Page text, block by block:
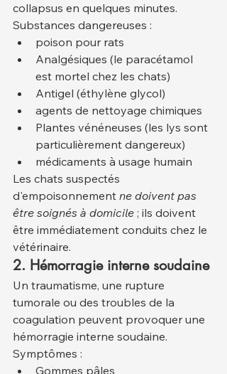
collapsus en quelques minutes.
Substances dangereuses :
poison pour rats
Analgésiques (le paracétamol
est mortel chez les chats)
Antigel (éthylène glycol)
agents de nettoyage chimiques
Plantes vénéneuses (les lys sont
particulièrement dangereux)
médicaments à usage humain
Les chats suspectés
d'empoisonnement ne doivent pas
être soignés à domicile ; ils doivent
être immédiatement conduits chez le
vétérinaire.
2. Hémorragie interne soudaine
Un traumatisme, une rupture
tumorale ou des troubles de la
coagulation peuvent provoquer une
hémorragie interne soudaine.
Symptômes :
Gommes pâles